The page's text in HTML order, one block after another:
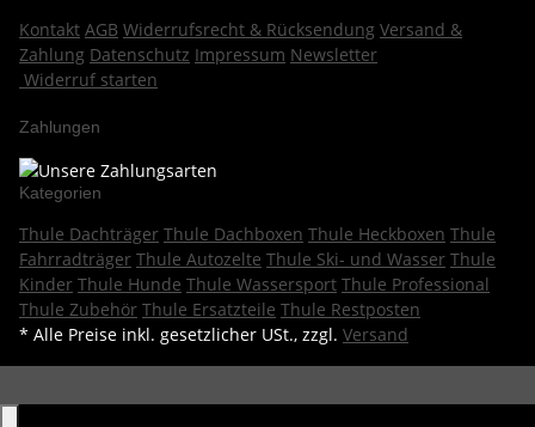
Kontakt AGB Widerrufsrecht & Rücksendung Versand &
Zahlung Datenschutz Impressum Newsletter
Widerruf starten
Zahlungen
Kategorien
Thule Dachträger Thule Dachboxen Thule Heckboxen Thule
Fahrradträger Thule Autozelte Thule Ski- und Wasser Thule
Kinder Thule Hunde Thule Wassersport Thule Professional
Thule Zubehör Thule Ersatzteile Thule Restposten
* Alle Preise inkl. gesetzlicher USt., zzgl. Versand